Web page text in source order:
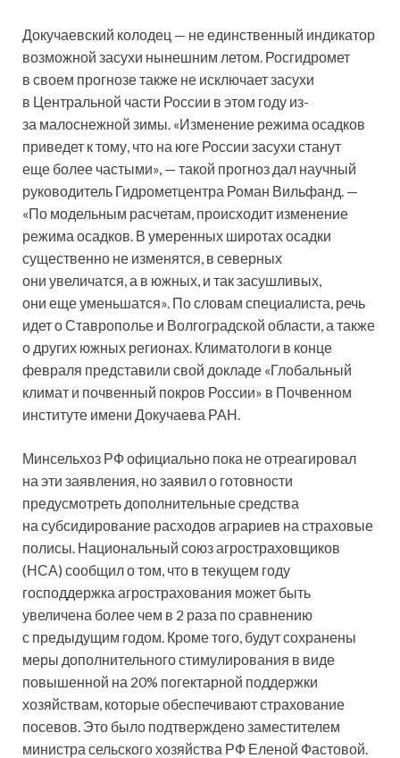
Докучаевский колодец — не единственный индикатор
возможной засухи нынешним летом. Росгидромет
в своем прогнозе также не исключает засухи
в Центральной части России в этом году из-
за малоснежной зимы. «Изменение режима осадков
приведет к тому, что на юге России засухи станут
еще более частыми», — такой прогноз дал научный
руководитель Гидрометцентра Роман Вильфанд. —
«По модельным расчетам, происходит изменение
режима осадков. В умеренных широтах осадки
существенно не изменятся, в северных
они увеличатся, а в южных, и так засушливых,
они еще уменьшатся». По словам специалиста, речь
идет о Ставрополье и Волгоградской области, а также
о других южных регионах. Климатологи в конце
февраля представили свой докладе «Глобальный
климат и почвенный покров России» в Почвенном
институте имени Докучаева РАН.
Минсельхоз РФ официально пока не отреагировал
на эти заявления, но заявил о готовности
предусмотреть дополнительные средства
на субсидирование расходов аграриев на страховые
полисы. Национальный союз агростраховщиков
(НСА) сообщил о том, что в текущем году
господдержка агрострахования может быть
увеличена более чем в 2 раза по сравнению
с предыдущим годом. Кроме того, будут сохранены
меры дополнительного стимулирования в виде
повышенной на 20% погектарной поддержки
хозяйствам, которые обеспечивают страхование
посевов. Это было подтверждено заместителем
министра сельского хозяйства РФ Еленой Фастовой.